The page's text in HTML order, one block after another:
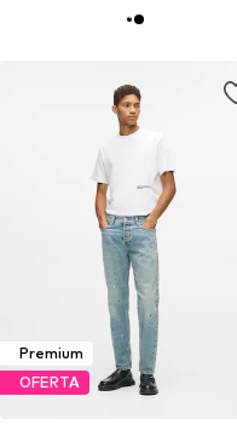
Premium
OFERTA